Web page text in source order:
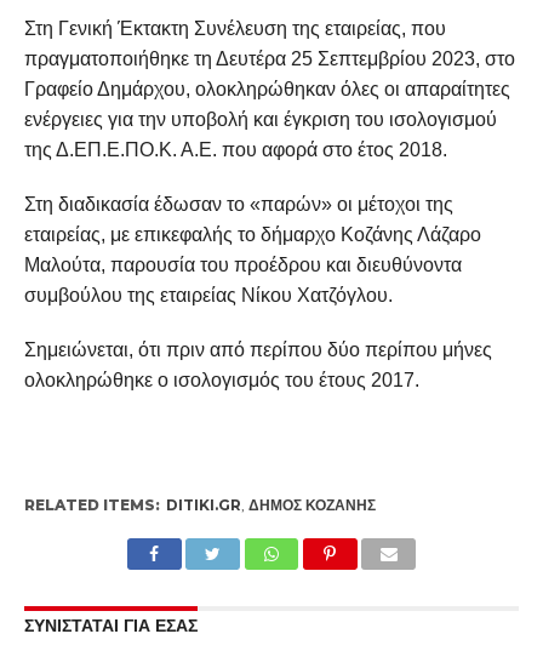
Στη Γενική Έκτακτη Συνέλευση της εταιρείας, που
πραγματοποιήθηκε τη Δευτέρα 25 Σεπτεμβρίου 2023, στο
Γραφείο Δημάρχου, ολοκληρώθηκαν όλες οι απαραίτητες
ενέργειες για την υποβολή και έγκριση του ισολογισμού
της Δ.ΕΠ.Ε.ΠΟ.Κ. Α.Ε. που αφορά στο έτος 2018.
Στη διαδικασία έδωσαν το «παρών» οι μέτοχοι της
εταιρείας, με επικεφαλής το δήμαρχο Κοζάνης Λάζαρο
Μαλούτα, παρουσία του προέδρου και διευθύνοντα
συμβούλου της εταιρείας Νίκου Χατζόγλου.
Σημειώνεται, ότι πριν από περίπου δύο περίπου μήνες
ολοκληρώθηκε ο ισολογισμός του έτους 2017.
RELATED ITEMS: DITIKI.GR, ΔΉΜΟΣ ΚΟΖΆΝΗΣ
ΣΥΝΙΣΤΑΤΑΙ ΓΙΑ ΕΣΑΣ